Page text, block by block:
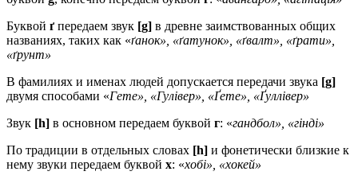
Буквой ґ передаем звук [g] в древне заимствованных общих
названиях, таких как «ґанок», «ґатунок», «ґвалт», «ґрати»,
«ґрунт»
В фамилиях и именах людей допускается передачи звука [g]
двумя способами «Гете», «Гулівер», «Ґете», «Ґуллівер»
Звук [h] в основном передаем буквой г: «гандбол», «гінді»
По традиции в отдельных словах [h] и фонетически близкие к
нему звуки передаем буквой х: «хобі», «хокей»